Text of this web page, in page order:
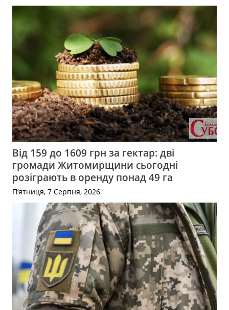
Від 159 до 1609 грн за гектар: дві
громади Житомирщини сьогодні
розіграють в оренду понад 49 га
П’ятниця, 7 Серпня, 2026